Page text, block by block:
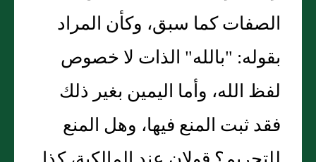
الصفات كما سبق، وكأن المراد
بقوله: "بالله" الذات لا خصوص
لفظ الله، وأما اليمين بغير ذلك
فقد ثبت المنع فيها، وهل المنع